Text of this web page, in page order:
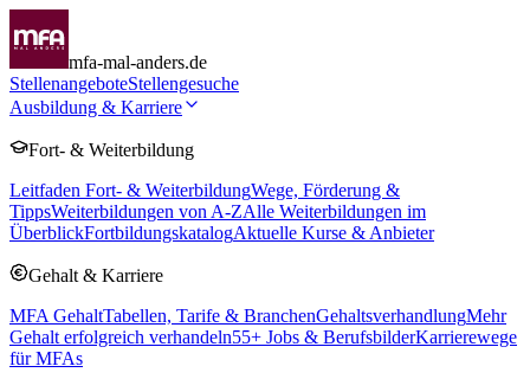
mfa-mal-anders.de
StellenangeboteStellengesuche
Ausbildung & Karriere
Fort- & Weiterbildung
Leitfaden Fort- & WeiterbildungWege, Förderung &
TippsWeiterbildungen von A-ZAlle Weiterbildungen im
ÜberblickFortbildungskatalogAktuelle Kurse & Anbieter
Gehalt & Karriere
MFA GehaltTabellen, Tarife & BranchenGehaltsverhandlungMehr
Gehalt erfolgreich verhandeln55+ Jobs & BerufsbilderKarrierewege
für MFAs